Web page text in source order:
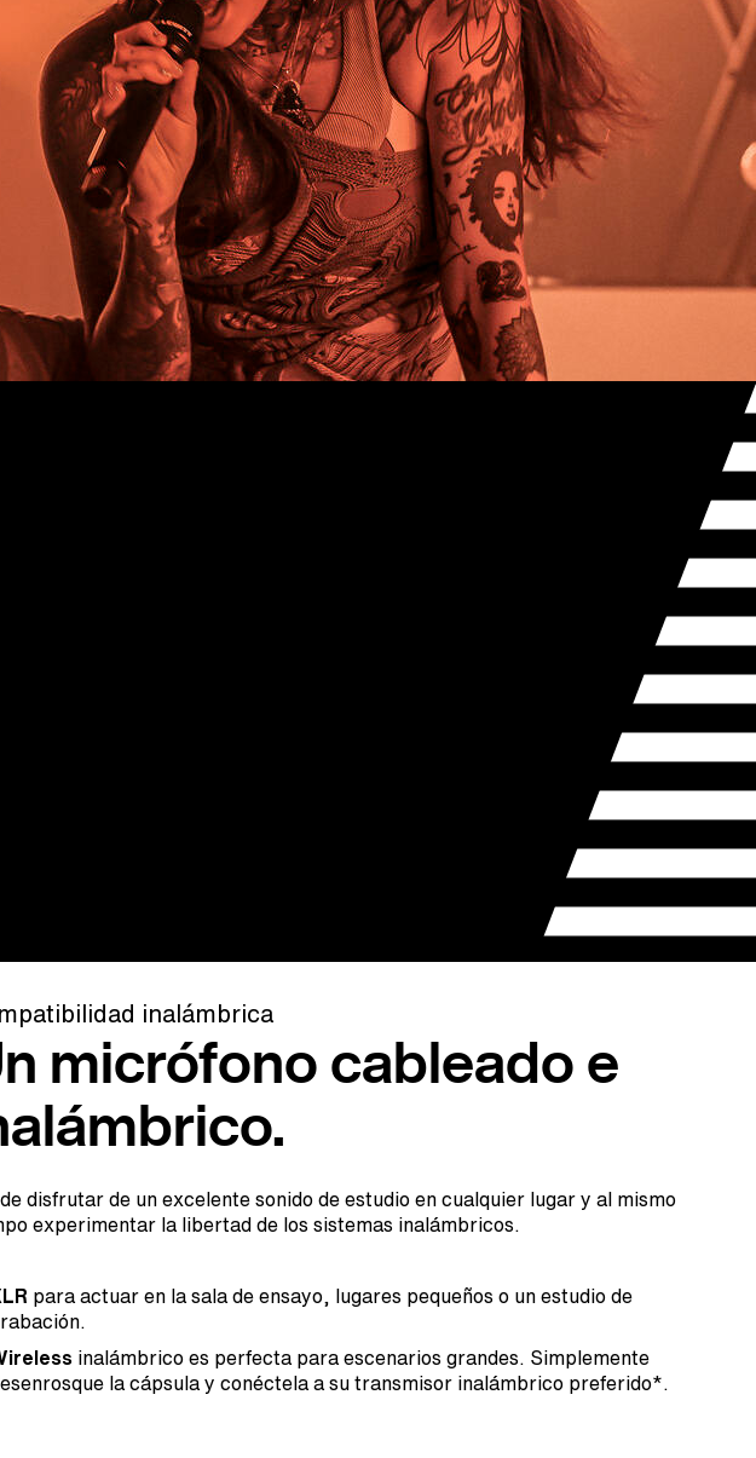
inalámbrica
micrófono cableado e
disfrutar de un excelente sonido de estudio en cualquier lugar y al mismo
experimentar la libertad de los sistemas inalámbricos.
para actuar en la sala de ensayo, lugares pequeños o un estudio de
inalámbrico es perfecta para escenarios grandes. Simplemente
la cápsula y conéctela a su transmisor inalámbrico preferido*.